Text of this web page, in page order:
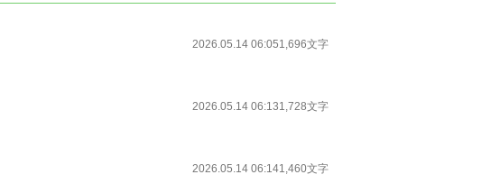
2026.05.14 06:051,696文字
2026.05.14 06:131,728文字
2026.05.14 06:141,460文字